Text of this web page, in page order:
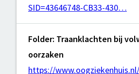
SID=43646748-CB33-430…
Folder: Traanklachten bij
oorzaken
https://